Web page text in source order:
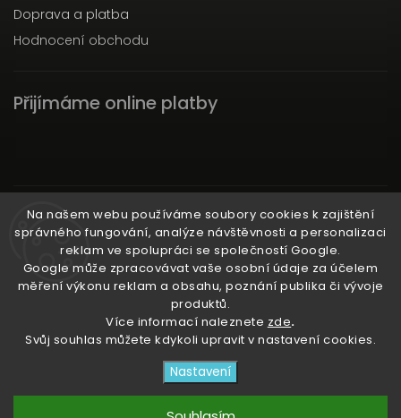
Na našem webu používáme soubory cookies k zajištění
správného fungování, analýze návštěvnosti a personalizaci
reklam ve spolupráci se společností Google.
Google může zpracovávat vaše osobní údaje za účelem
měření výkonu reklam a obsahu, poznání publika či vývoje
produktů.
Více informací naleznete zde.
Svůj souhlas můžete kdykoli upravit v nastavení cookies.
Nastavení
Doprava a platba
Hodnocení obchodu
Přijímáme online platby
Instagram
Ať už ti nic neunikne!
3RACHAshop
vyhrazena.
Upravit nastavení cookies